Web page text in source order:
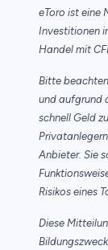
eToro ist eine
Investitionen
Handel mit
Bitte
und aufgrund
schnell Geld
Anbieter. Sie
Risikos eines
Diese